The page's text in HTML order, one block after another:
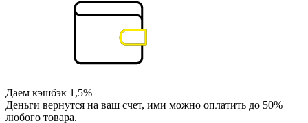
Даем кэшбэк 1,5%
Деньги вернутся на ваш счет, ими можно оплатить до 50%
любого товара.